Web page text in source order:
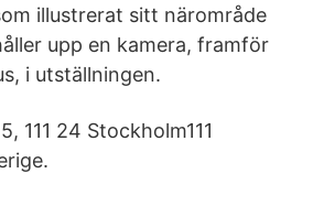
illustrerat sitt närområde
upp en kamera, framför
i utställningen.
111 24 Stockholm111